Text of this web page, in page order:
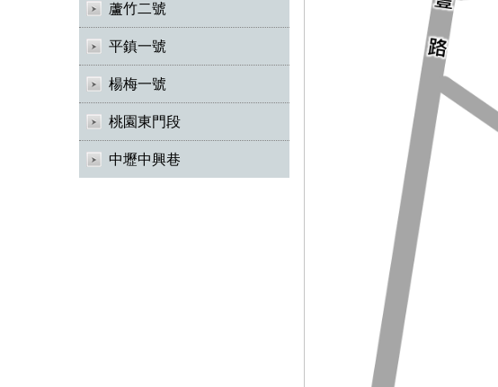
蘆竹二號
平鎮一號
楊梅一號
桃園東門段
中壢中興巷